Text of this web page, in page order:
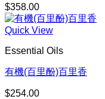
$358.00
Quick View
Essential Oils
有機(百里酚)百里香
$254.00